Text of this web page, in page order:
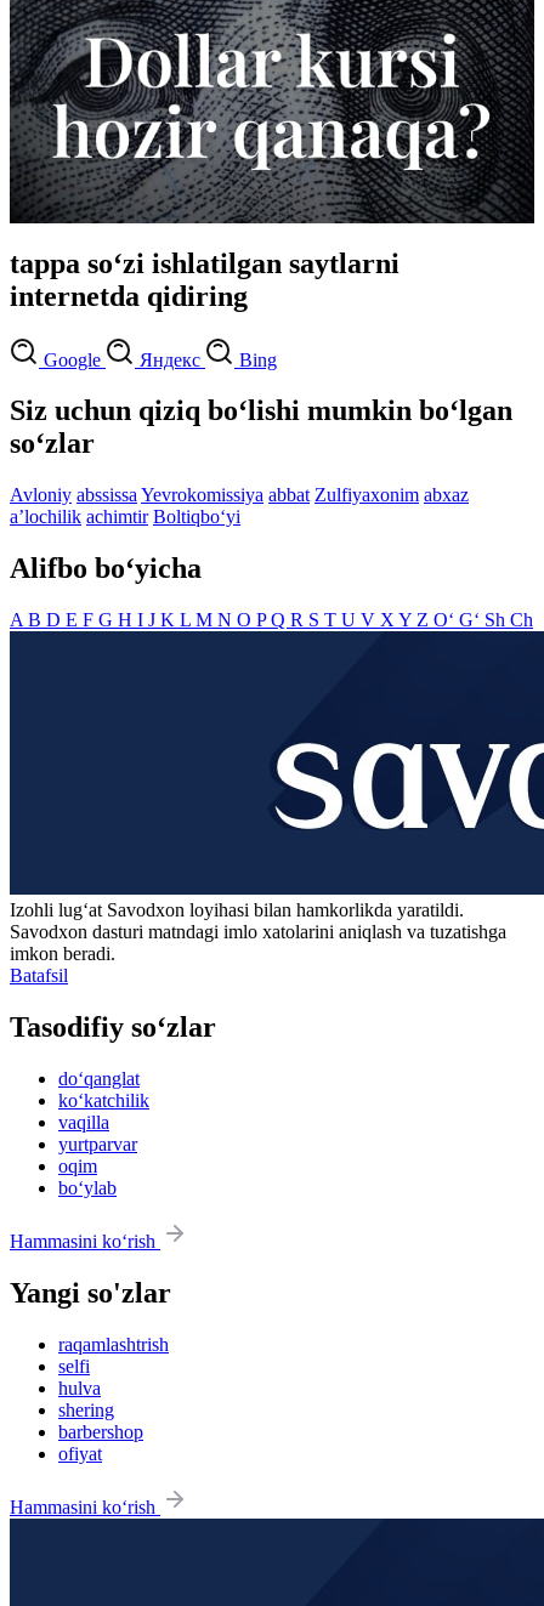
tappa so‘zi ishlatilgan saytlarni
internetda qidiring
Google Яндекс Bing
Siz uchun qiziq bo‘lishi mumkin bo‘lgan
so‘zlar
Avloniy abssissa Yevrokomissiya abbat Zulfiyaxonim abxaz
aʼlochilik achimtir Boltiqbo‘yi
Alifbo bo‘yicha
A B D E F G H I J K L M N O PQ R S T U V X Y Z O‘ G‘ Sh Ch
Izohli lugʻat Savodxon loyihasi bilan hamkorlikda yaratildi.
Savodxon dasturi matndagi imlo xatolarini aniqlash va tuzatishga
imkon beradi.
Batafsil
Tasodifiy so‘zlar
do‘qanglat
ko‘katchilik
vaqilla
yurtparvar
oqim
bo‘ylab
Hammasini ko‘rish
Yangi so'zlar
raqamlashtrish
selfi
hulva
shering
barbershop
ofiyat
Hammasini ko‘rish